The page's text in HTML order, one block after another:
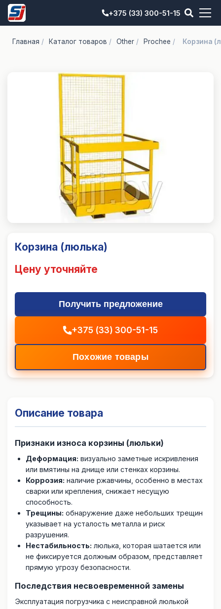
+375 (33) 300-51-15
Главная / Каталог товаров / Other / Prochee / Корзина
Корзина (люлька)
Цену уточняйте
Получить предложение
+375 (33) 300-51-15
Похожие товары
Описание товара
Признаки износа корзины (люльки)
Деформация: визуально заметные искривления
или вмятины на днище или стенках корзины.
Коррозия: наличие ржавчины, особенно в местах
сварки или крепления, снижает несущую
способность.
Трещины: обнаружение даже небольших трещин
указывает на усталость металла и риск
разрушения.
Нестабильность: люлька, которая шатается или
не фиксируется должным образом, представляет
прямую угрозу безопасности.
Последствия несвоевременной замены
Эксплуатация погрузчика с неисправной люлькой